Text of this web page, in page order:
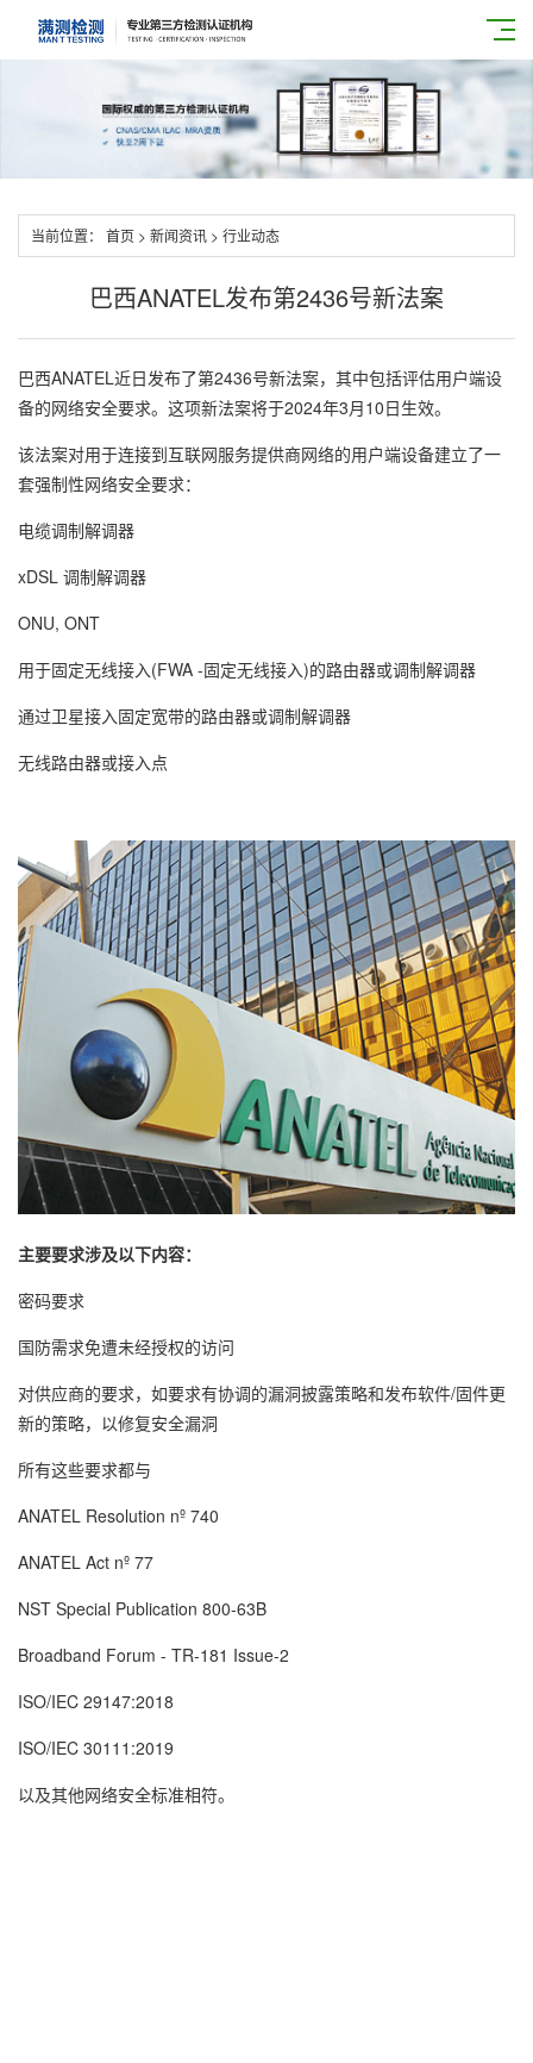
当前位置： 首页 > 新闻资讯 > 行业动态
巴西ANATEL发布第2436号新法案
巴西ANATEL近日发布了第2436号新法案，其中包括评估用户端设
备的网络安全要求。这项新法案将于2024年3月10日生效。
该法案对用于连接到互联网服务提供商网络的用户端设备建立了一
套强制性网络安全要求：
电缆调制解调器
xDSL 调制解调器
ONU, ONT
用于固定无线接入(FWA -固定无线接入)的路由器或调制解调器
通过卫星接入固定宽带的路由器或调制解调器
无线路由器或接入点
主要要求涉及以下内容：
密码要求
国防需求免遭未经授权的访问
对供应商的要求，如要求有协调的漏洞披露策略和发布软件/固件更
新的策略，以修复安全漏洞
所有这些要求都与
ANATEL Resolution nº 740
ANATEL Act nº 77
NST Special Publication 800-63B
Broadband Forum - TR-181 Issue-2
ISO/IEC 29147:2018
ISO/IEC 30111:2019
以及其他网络安全标准相符。